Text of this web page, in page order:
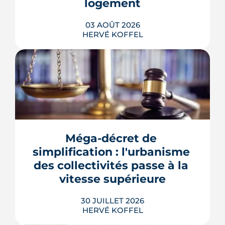
logement
03 AOÛT 2026
HERVÉ KOFFEL
Se loger à Montpellier pour la rentrée
2026 tient de la course de vitesse, sur
un marché où le studio part en
étudiants internationaux, une réforme
des aides au logement entrée en
vigueur le 1er juillet vient alourdir la
note.
LIRE L'ARTICLE
Méga-décret de
simplification : l'urbanisme
des collectivités passe à la
vitesse supérieure
30 JUILLET 2026
HERVÉ KOFFEL